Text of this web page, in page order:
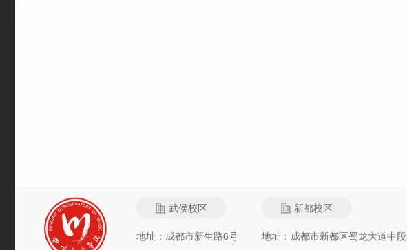
武侯校区
地址：成都市新生路6号
新都校区
地址：成都市新都区蜀龙大道中段